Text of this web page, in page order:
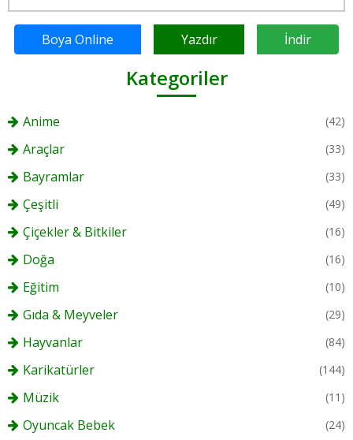
Boya Online Yazdır İndir
Kategoriler
Anime (42)
Araçlar (33)
Bayramlar (33)
Çeşitli (49)
Çiçekler & Bitkiler (16)
Doğa (16)
Eğitim (10)
Gıda & Meyveler (29)
Hayvanlar (84)
Karikatürler (144)
Müzik (11)
Oyuncak Bebek (24)